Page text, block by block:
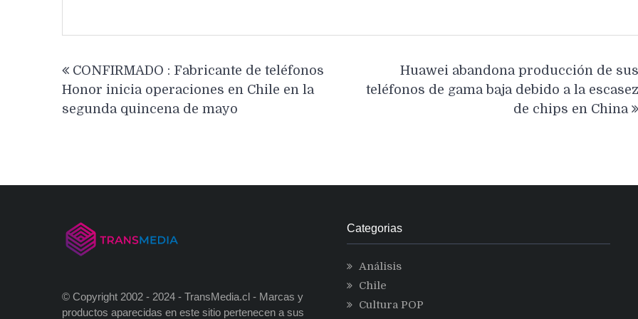
de
entradas
CONFIRMADO : Fabricante de teléfonos
Honor inicia operaciones en Chile en la
segunda quincena de mayo
Huawei abandona producción de sus
teléfonos de gama baja debido a la escasez
de chips en China
© Copyright 2002 - 2024 - TransMedia.cl - Marcas y
productos aparecidas en este sitio pertenecen a sus
Categorias
Análisis
Chile
Cultura POP